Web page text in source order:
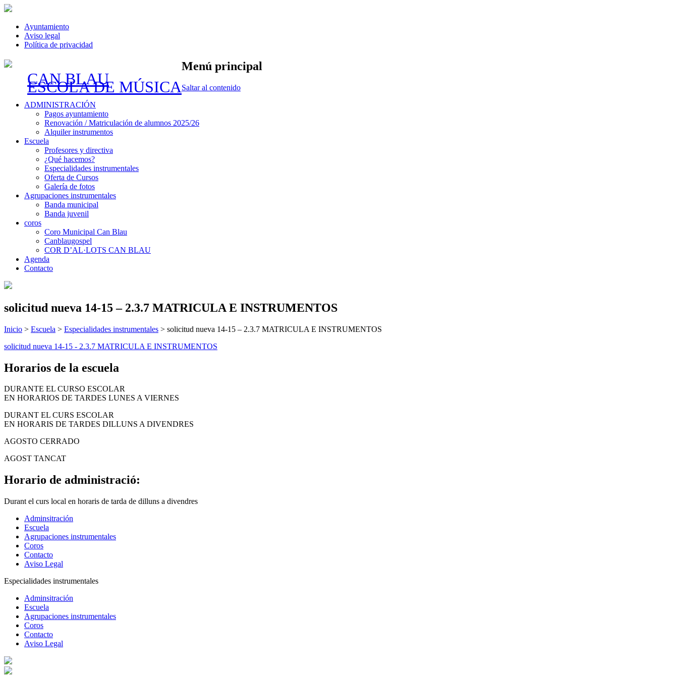
Ayuntamiento
Aviso legal
Política de privacidad
CAN BLAU
ESCOLA DE MÚSICA
Menú principal
Saltar al contenido
ADMINISTRACIÓN
Pagos ayuntamiento
Renovación / Matriculación de alumnos 2025/26
Alquiler instrumentos
Escuela
Profesores y directiva
¿Qué hacemos?
Especialidades instrumentales
Oferta de Cursos
Galería de fotos
Agrupaciones instrumentales
Banda municipal
Banda juvenil
coros
Coro Municipal Can Blau
Canblaugospel
COR D’AL·LOTS CAN BLAU
Agenda
Contacto
solicitud nueva 14-15 – 2.3.7 MATRICULA E INSTRUMENTOS
Inicio > Escuela > Especialidades instrumentales > solicitud nueva 14-15 – 2.3.7 MATRICULA E INSTRUMENTOS
solicitud nueva 14-15 - 2.3.7 MATRICULA E INSTRUMENTOS
Horarios de la escuela
DURANTE EL CURSO ESCOLAR
EN HORARIOS DE TARDES LUNES A VIERNES
DURANT EL CURS ESCOLAR
EN HORARIS DE TARDES DILLUNS A DIVENDRES
AGOSTO CERRADO
AGOST TANCAT
Horario de administració:
Durant el curs local en horaris de tarda de dilluns a divendres
Adminsitración
Escuela
Agrupaciones instrumentales
Coros
Contacto
Aviso Legal
Especialidades instrumentales
Adminsitración
Escuela
Agrupaciones instrumentales
Coros
Contacto
Aviso Legal